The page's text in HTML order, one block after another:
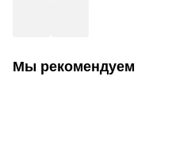
Мы рекомендуем